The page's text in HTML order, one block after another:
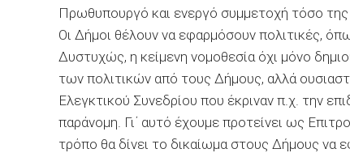
Πρωθυπουργό και ενεργό συμμετοχή τόσο
Οι Δήμοι θέλουν να εφαρμόσουν πολιτικές,
Δυστυχώς, η κείμενη νομοθεσία όχι μόνο
των πολιτικών από τους Δήμους, αλλά
Ελεγκτικού Συνεδρίου που έκριναν π.χ. την
παράνομη. Γι΄ αυτό έχουμε προτείνει ως
τρόπο θα δίνει το δικαίωμα στους Δήμους να